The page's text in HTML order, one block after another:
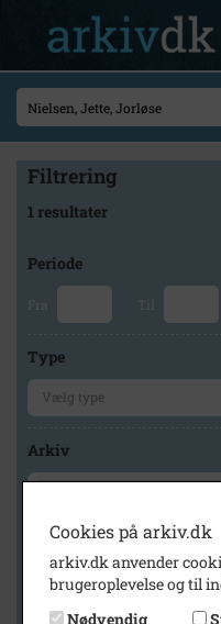
Filtrering
1 resultater
Periode
Fra Til
Type
Arkiv
Geografi
Cookies på arkiv.dk
arkiv.dk anvender
brugeroplevelse og til
Nødvendig